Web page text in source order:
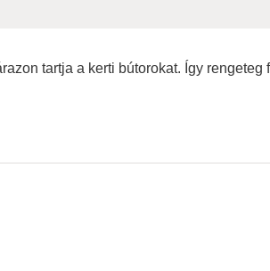
tartja a kerti bútorokat. Így rengeteg